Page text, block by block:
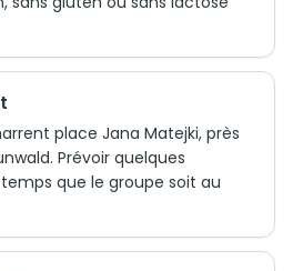
place Jana Matejki, près
Prévoir quelques
que le groupe soit au